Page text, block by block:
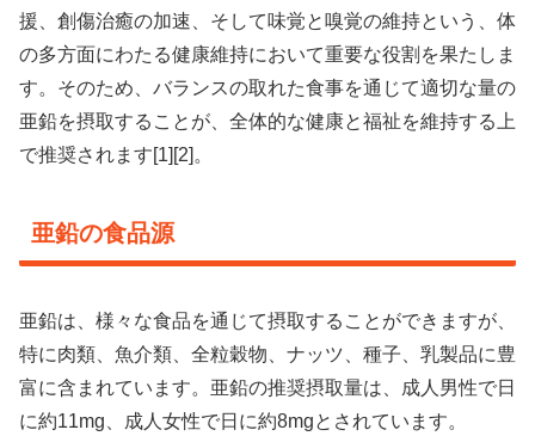
援、創傷治癒の加速、そして味覚と嗅覚の維持という、体
の多方面にわたる健康維持において重要な役割を果たしま
す。そのため、バランスの取れた食事を通じて適切な量の
亜鉛を摂取することが、全体的な健康と福祉を維持する上
で推奨されます[1][2]。
亜鉛の食品源
亜鉛は、様々な食品を通じて摂取することができますが、
特に肉類、魚介類、全粒穀物、ナッツ、種子、乳製品に豊
富に含まれています。亜鉛の推奨摂取量は、成人男性で日
に約11mg、成人女性で日に約8mgとされています。